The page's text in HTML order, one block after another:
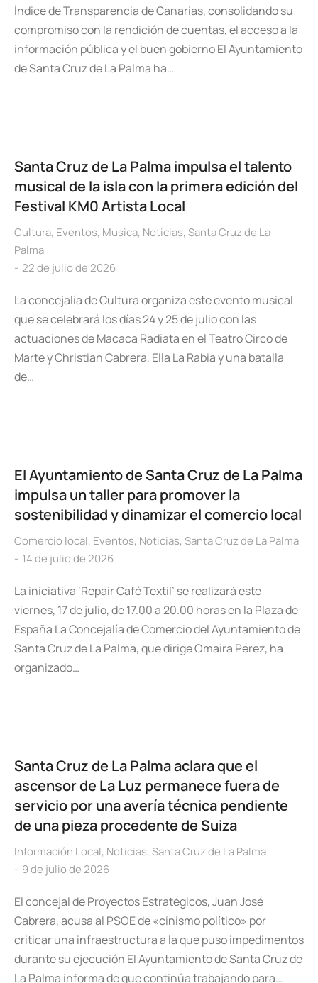
Índice de Transparencia de Canarias, consolidando su
compromiso con la rendición de cuentas, el acceso a la
información pública y el buen gobierno El Ayuntamiento
de Santa Cruz de La Palma ha…
Santa Cruz de La Palma impulsa el talento
musical de la isla con la primera edición del
Festival KM0 Artista Local
Cultura, Eventos, Musica, Noticias, Santa Cruz de La
Palma
22 de julio de 2026
La concejalía de Cultura organiza este evento musical
que se celebrará los días 24 y 25 de julio con las
actuaciones de Macaca Radiata en el Teatro Circo de
Marte y Christian Cabrera, Ella La Rabia y una batalla
de…
El Ayuntamiento de Santa Cruz de La Palma
impulsa un taller para promover la
sostenibilidad y dinamizar el comercio local
Comercio local, Eventos, Noticias, Santa Cruz de La Palma
14 de julio de 2026
La iniciativa ‘Repair Café Textil’ se realizará este
viernes, 17 de julio, de 17.00 a 20.00 horas en la Plaza de
España La Concejalía de Comercio del Ayuntamiento de
Santa Cruz de La Palma, que dirige Omaira Pérez, ha
organizado…
Santa Cruz de La Palma aclara que el
ascensor de La Luz permanece fuera de
servicio por una avería técnica pendiente
de una pieza procedente de Suiza
Información Local, Noticias, Santa Cruz de La Palma
9 de julio de 2026
El concejal de Proyectos Estratégicos, Juan José
Cabrera, acusa al PSOE de «cinismo político» por
criticar una infraestructura a la que puso impedimentos
durante su ejecución El Ayuntamiento de Santa Cruz de
La Palma informa de que continúa trabajando para…